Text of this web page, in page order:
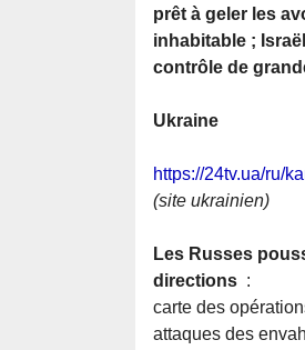
prêt à geler les
inhabitable ;
contrôle de
Ukraine
https://24tv.ua/ru/
(site ukrainien)
Les Russes
directions :
carte des
attaques des